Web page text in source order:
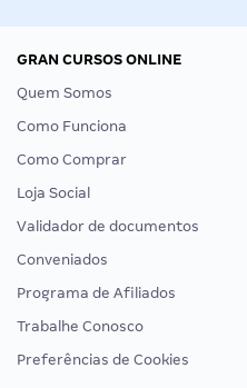
GRAN CURSOS ONLINE
Quem Somos
Como Funciona
Como Comprar
Loja Social
Validador de documentos
Conveniados
Programa de Afiliados
Trabalhe Conosco
Preferências de Cookies